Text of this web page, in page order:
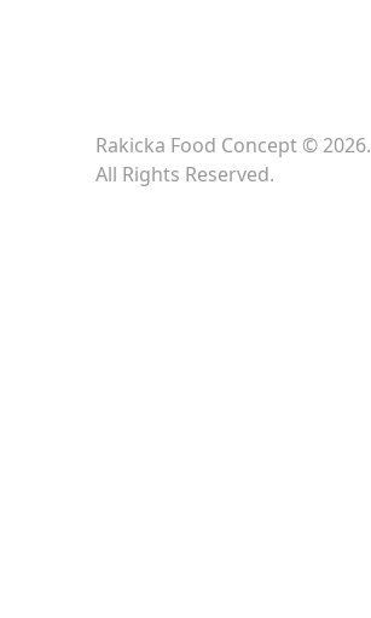
Rakicka Food Concept © 2026.
All Rights Reserved.